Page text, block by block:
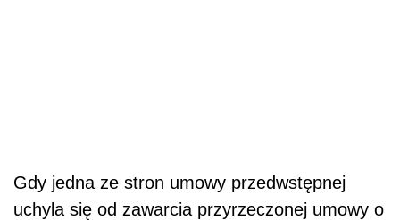
Gdy jedna ze stron umowy przedwstępnej
uchyla się od zawarcia przyrzeczonej umowy o